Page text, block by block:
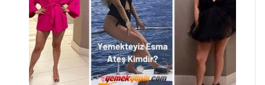
Ispanak Balığı
Sebze Yemekleri
Tüm Tarifleri